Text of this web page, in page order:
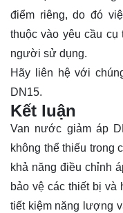
điểm riêng, do đó
thuộc vào yêu cầu cụ
người sử dụng.
Hãy
liên hệvới
DN15.
Kết luận
Van nước giảm áp
không thể thiếu trong
khả năng điều chỉnh
bảo vệ các thiết bị và
tiết kiệm năng lượng